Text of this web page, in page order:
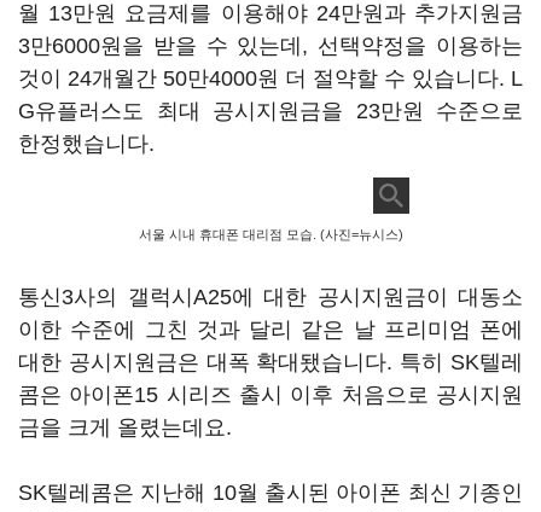
월 13만원 요금제를 이용해야 24만원과 추가지원금
3만6000원을 받을 수 있는데, 선택약정을 이용하는
것이 24개월간 50만4000원 더 절약할 수 있습니다. L
G유플러스도 최대 공시지원금을 23만원 수준으로
한정했습니다.
서울 시내 휴대폰 대리점 모습. (사진=뉴시스)
통신3사의 갤럭시A25에 대한 공시지원금이 대동소
이한 수준에 그친 것과 달리 같은 날 프리미엄 폰에
대한 공시지원금은 대폭 확대됐습니다. 특히 SK텔레
콤은 아이폰15 시리즈 출시 이후 처음으로 공시지원
금을 크게 올렸는데요.
SK텔레콤은 지난해 10월 출시된 아이폰 최신 기종인